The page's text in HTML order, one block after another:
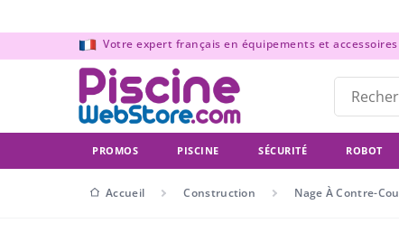
Votre expert français en équipements et
PROMOS PISCINE SÉCURITÉ ROBOT
Accueil Construction Nage À Contre-